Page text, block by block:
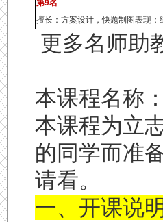
第9名
擅长：方案设计，快题制图表现；
更多名师助
本课程名称
本课程为立
的同学而准
请看。
一、开课说明